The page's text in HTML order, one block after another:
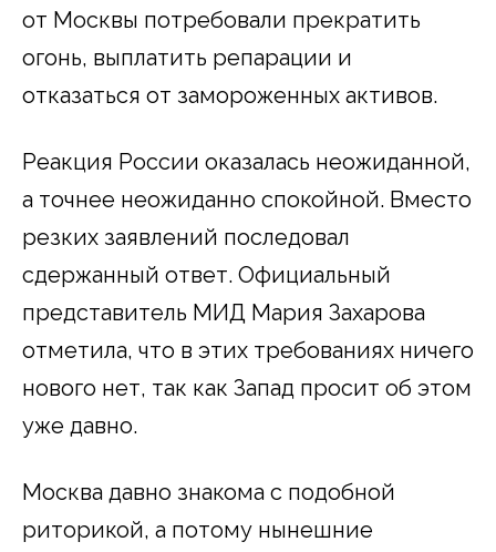
от Москвы потребовали прекратить
огонь, выплатить репарации и
отказаться от замороженных активов.
Реакция России оказалась неожиданной,
а точнее неожиданно спокойной. Вместо
резких заявлений последовал
сдержанный ответ. Официальный
представитель МИД Мария Захарова
отметила, что в этих требованиях ничего
нового нет, так как Запад просит об этом
уже давно.
Москва давно знакома с подобной
риторикой, а потому нынешние